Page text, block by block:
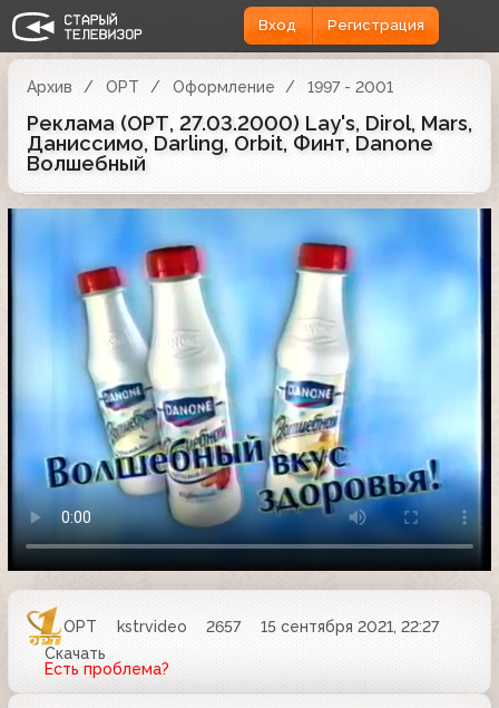
Вход Регистрация
Архив ОРТ Оформление 1997 - 2001
Реклама (ОРТ, 27.03.2000) Lay's, Dirol, Mars,
Даниссимо, Darling, Orbit, Финт, Danone
Волшебный
ОРТ kstrvideo 2657
15 сентября 2021, 22:27
Скачать
Есть проблема?